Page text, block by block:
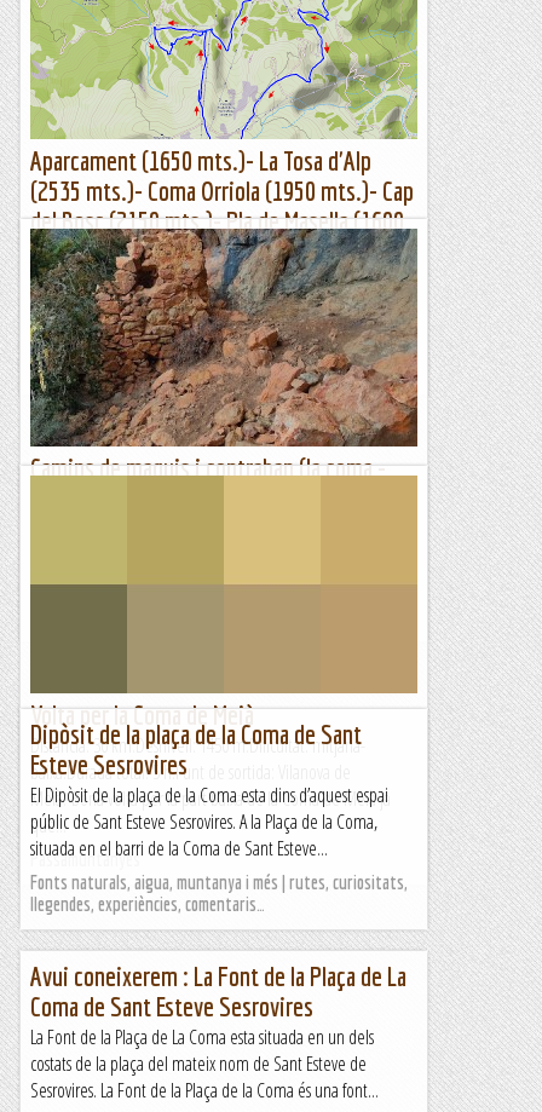
Aparcament (1650 mts.)- La Tosa d'Alp
(2535 mts.)- Coma Orriola (1950 mts.)- Cap
del Bosc (2150 mts.)- Pla de Masella (1600
mts.)- Aparcament (1650 mts.)
Itinerari marcat amb el rellotge Suunto Traverse.Una altra
setmana de vent al Pirineu, la idea inicial era anar cap al
Capcir i fer una circular pel Petit Peric i Mont Llaret,...
Sortides a Muntanya
Camins de maquis i contraban (la coma -
carretera al coll de Port. Un plaer anar amb gent que es...
Volta per la Coma de Meià
Distància: 36 km.Desnivell: 1450 m.Dificultat: mitjana-
baixa.Durada total: 5 h.Punt de sortida: Vilanova de
Meià. Bona volta per la part baixa de la Coma de Meià ja
que...
Passamuntanyes
Dipòsit de la plaça de la Coma de Sant
Esteve Sesrovires
El Dipòsit de la plaça de la Coma esta dins d’aquest espai
públic de Sant Esteve Sesrovires. A la Plaça de la Coma,
situada en el barri de la Coma de Sant Esteve...
Fonts naturals, aigua, muntanya i més | rutes, curiositats,
llegendes, experiències, comentaris…
Avui coneixerem : La Font de la Plaça de La
Coma de Sant Esteve Sesrovires
La Font de la Plaça de La Coma esta situada en un dels
costats de la plaça del mateix nom de Sant Esteve de
Sesrovires. La Font de la Plaça de la Coma és una font...